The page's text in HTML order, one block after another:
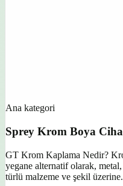
Ana kategori
Sprey Krom Boya
GT Krom Kaplama Nedir?
yegane alternatif olarak,
türlü malzeme ve şekil